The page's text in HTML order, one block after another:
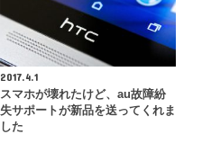
2017.4.1
スマホが壊れたけど、au故障紛
失サポートが新品を送ってくれま
した